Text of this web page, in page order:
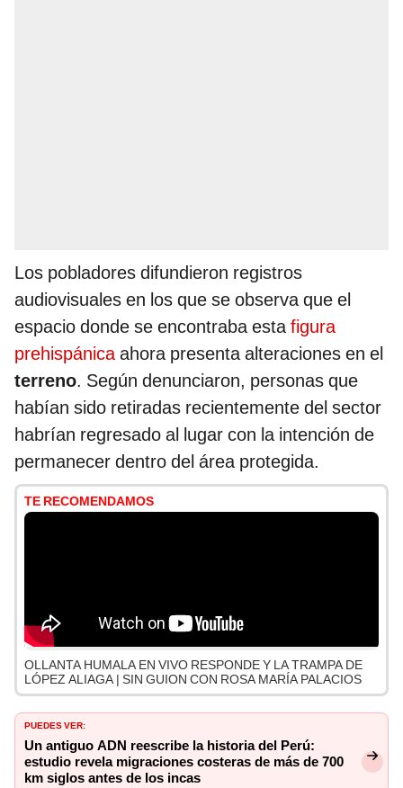
Los pobladores difundieron registros
audiovisuales en los que se observa que el
espacio donde se encontraba estafigura
prehispánicaahora presenta alteraciones en el
terreno. Según denunciaron, personas que
habían sido retiradas recientemente del sector
habrían regresado al lugar con la intención de
permanecer dentro del área protegida.
TE RECOMENDAMOS
OLLANTA HUMALA EN VIVO RESPONDE Y LA TRAMPA DE
LÓPEZ ALIAGA | SIN GUION CON ROSA MARÍA PALACIOS
PUEDES VER:
Un antiguo ADN reescribe la historia del Perú:
estudio revela migraciones costeras de más de 700
km siglos antes de los incas